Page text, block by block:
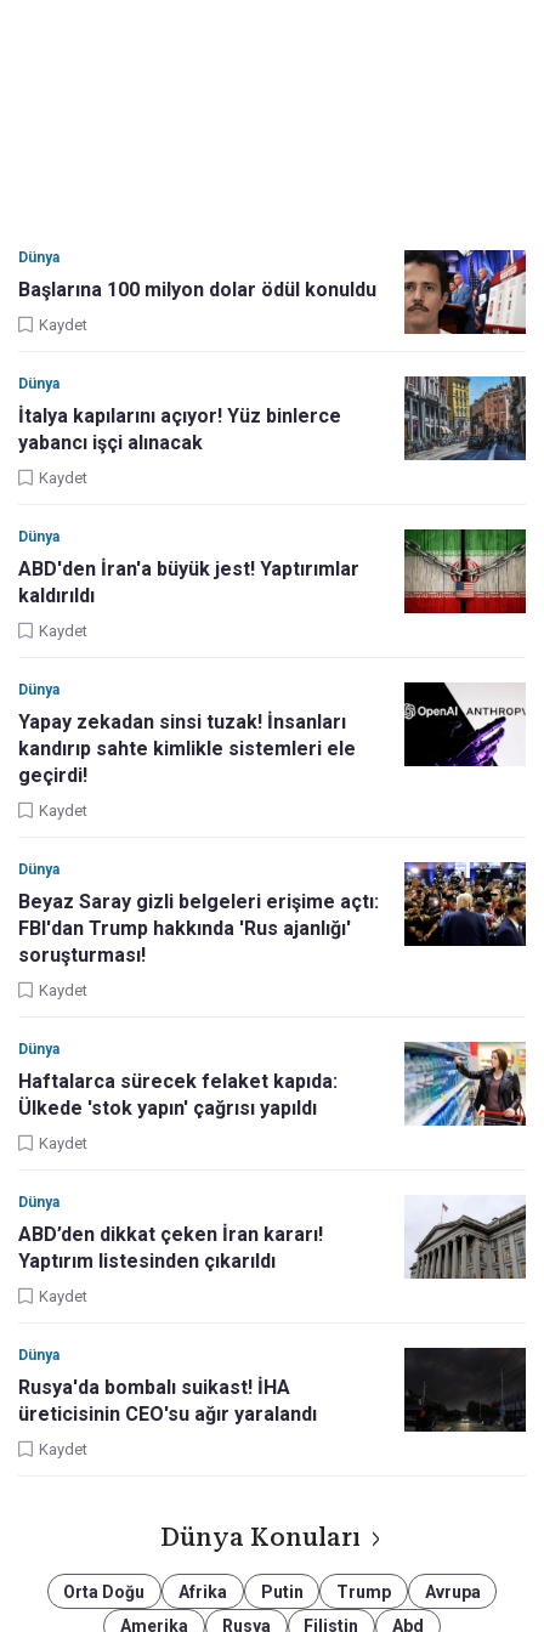
Dünya
Başlarına 100 milyon dolar ödül konuldu
Kaydet
Dünya
İtalya kapılarını açıyor! Yüz binlerce
yabancı işçi alınacak
Kaydet
Dünya
ABD'den İran'a büyük jest! Yaptırımlar
kaldırıldı
Kaydet
Dünya
Yapay zekadan sinsi tuzak! İnsanları
kandırıp sahte kimlikle sistemleri ele
geçirdi!
Kaydet
Dünya
Beyaz Saray gizli belgeleri erişime açtı:
FBI'dan Trump hakkında 'Rus ajanlığı'
soruşturması!
Kaydet
Dünya
Haftalarca sürecek felaket kapıda:
Ülkede 'stok yapın' çağrısı yapıldı
Kaydet
Dünya
ABD’den dikkat çeken İran kararı!
Yaptırım listesinden çıkarıldı
Kaydet
Dünya
Rusya'da bombalı suikast! İHA
üreticisinin CEO'su ağır yaralandı
Kaydet
Dünya Konuları
Orta Doğu Afrika Putin Trump
Avrupa
Amerika
Rusya Filistin Abd